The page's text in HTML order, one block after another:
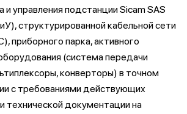
и управления подстанции Sicam SAS
структурированной кабельной сети
приборного парка, активного
(система передачи
конверторы) в точном
с требованиями действующих
технической документации на